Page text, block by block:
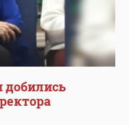
добились